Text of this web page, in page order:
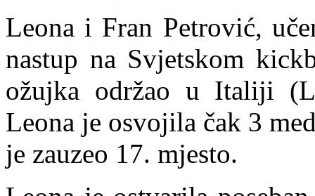
Leona i Fran Petrović,
nastup na Svjetskom
ožujka održao u Italiji
Leona je osvojila čak 3
je zauzeo 17. mjesto.